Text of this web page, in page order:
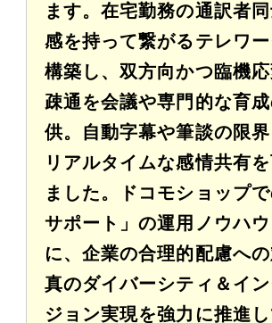
ます。在宅勤務の通訳者
感を持って繋がるテレワ
構築し、双方向かつ臨機
疎通を会議や専門的な育
供。自動字幕や筆談の限
リアルタイムな感情共有
ました。ドコモショップ
サポート」の運用ノウハ
に、企業の合理的配慮への
真のダイバーシティ＆イ
ジョン実現を強力に推進し